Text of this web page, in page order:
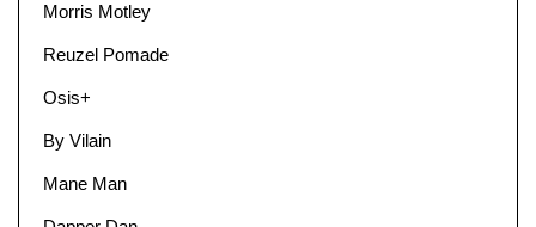
Morris Motley
Reuzel Pomade
Osis+
By Vilain
Mane Man